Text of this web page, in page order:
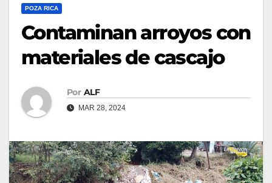
POZA RICA
Contaminan arroyos con
materiales de cascajo
Por ALF
MAR 28, 2024